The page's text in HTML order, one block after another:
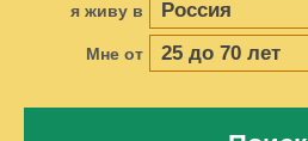
я живу в
Мне от